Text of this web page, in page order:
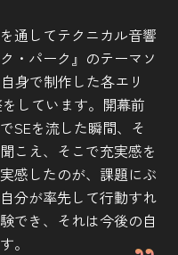
通してテクニカル音響
・パーク』のテーマソ
身で制作した各エリ
しています。開幕前
SEを流した瞬間、そ
こえ、そこで充実感を
感したのが、課題にぶ
分が率先して行動すれ
でき、それは今後の自
。